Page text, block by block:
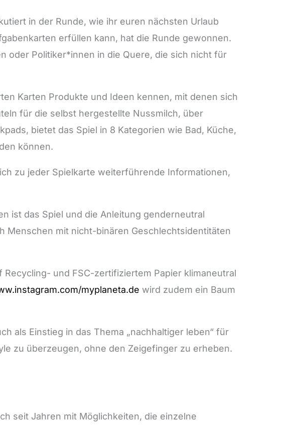
in der Runde, wie ihr euren nächsten Urlaub
erfüllen kann, hat die Runde gewonnen.
oder Politiker*innen in die Quere, die sich nicht für
Karten Produkte und Ideen kennen, mit denen sich
für die selbst hergestellte Nussmilch, über
bietet das Spiel in 8 Kategorien wie Bad, Küche,
können.
zu jeder Spielkarte weiterführende Informationen,
ist das Spiel und die Anleitung genderneutral
Menschen mit nicht-binären Geschlechtsidentitäten
und FSC-zertifiziertem Papier klimaneutral
myplaneta.de wird zudem ein Baum
als Einstieg in das Thema „nachhaltiger leben“ für
zu überzeugen, ohne den Zeigefinger zu erheben.
seit Jahren mit Möglichkeiten, die einzelne